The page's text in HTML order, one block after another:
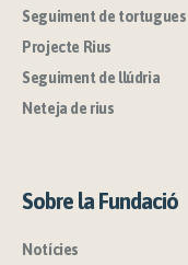
Seguiment de tortugues
Projecte Rius
Seguiment de llúdria
Neteja de rius
Sobre la Fundació
Notícies